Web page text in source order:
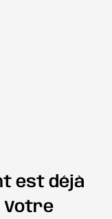
est déjà
Votre